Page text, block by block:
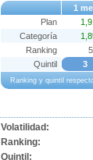
1
Ranking y quintil
Plan
Categoría
Ranking
Quintil
3
Volatilidad:
Ranking:
Quintil: